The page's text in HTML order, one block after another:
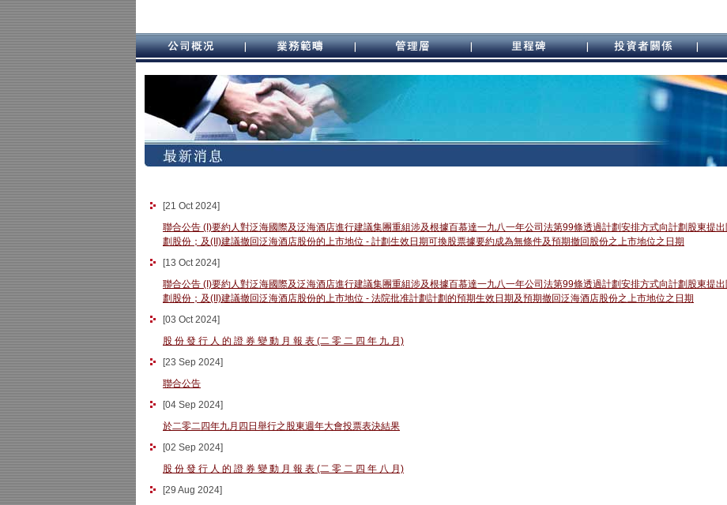
[21 Oct 2024]
聯合公告 (I)要約人對泛海國際及泛海酒店進行建議集團重組涉及根據百慕達一九八一年公司法第99條透過計劃安排方式向計劃股東提
劃股份；及(II)建議撤回泛海酒店股份的上市地位 - 計劃生效日期可換股票據要約成為無條件及預期撤回股份之上市地位之日期
[13 Oct 2024]
聯合公告 (I)要約人對泛海國際及泛海酒店進行建議集團重組涉及根據百慕達一九八一年公司法第99條透過計劃安排方式向計劃股東提
劃股份；及(II)建議撤回泛海酒店股份的上市地位 - 法院批准計劃計劃的預期生效日期及預期撤回泛海酒店股份之上市地位之日期
[03 Oct 2024]
股 份 發 行 人 的 證 券 變 動 月 報 表 (二 零 二 四 年 九 月)
[23 Sep 2024]
聯合公告
[04 Sep 2024]
於二零二四年九月四日舉行之股東週年大會投票表決結果
[02 Sep 2024]
股 份 發 行 人 的 證 券 變 動 月 報 表 (二 零 二 四 年 八 月)
[29 Aug 2024]